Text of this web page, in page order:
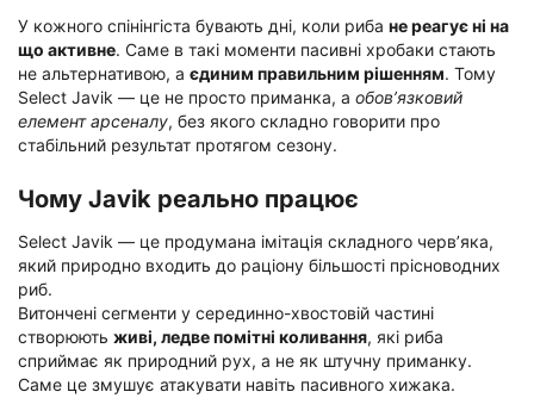
У кожного спінінгіста бувають дні, коли риба не реагує ні на
що активне. Саме в такі моменти пасивні хробаки стають
не альтернативою, а єдиним правильним рішенням. Тому
Select Javik — це не просто приманка, а обов’язковий
елемент арсеналу, без якого складно говорити про
стабільний результат протягом сезону.
Чому Javik реально працює
Select Javik — це продумана імітація складного черв’яка,
який природно входить до раціону більшості прісноводних
риб.
Витончені сегменти у серединно-хвостовій частині
створюють живі, ледве помітні коливання, які риба
сприймає як природний рух, а не як штучну приманку.
Саме це змушує атакувати навіть пасивного хижака.